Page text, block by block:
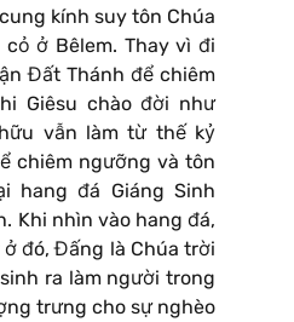
kính suy tôn Chúa
ở Bêlem. Thay vì đi
Đất Thánh để chiêm
Giêsu chào đời như
vẫn làm từ thế kỷ
chiêm ngưỡng và tôn
hang đá Giáng Sinh
Khi nhìn vào hang đá,
đó, Đấng là Chúa trời
ra làm người trong
trưng cho sự nghèo